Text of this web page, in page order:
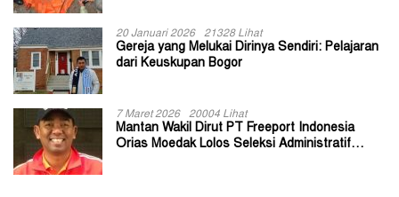
20 Januari 2026 21328 Lihat
Gereja yang Melukai Dirinya Sendiri: Pelajaran
dari Keuskupan Bogor
7 Maret 2026 20004 Lihat
Mantan Wakil Dirut PT Freeport Indonesia
Orias Moedak Lolos Seleksi Administratif